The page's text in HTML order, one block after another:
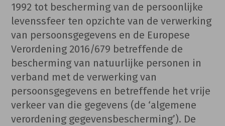
1992 tot bescherming van de persoonlijke
levenssfeer ten opzichte van de verwerking
van persoonsgegevens en de Europese
Verordening 2016/679 betreffende de
bescherming van natuurlijke personen in
verband met de verwerking van
persoonsgegevens en betreffende het vrije
verkeer van die gegevens (de ‘algemene
verordening gegevensbescherming’). De